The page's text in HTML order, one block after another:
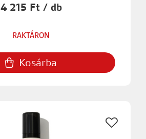
4 215 Ft / db
RAKTÁRON
Kosárba